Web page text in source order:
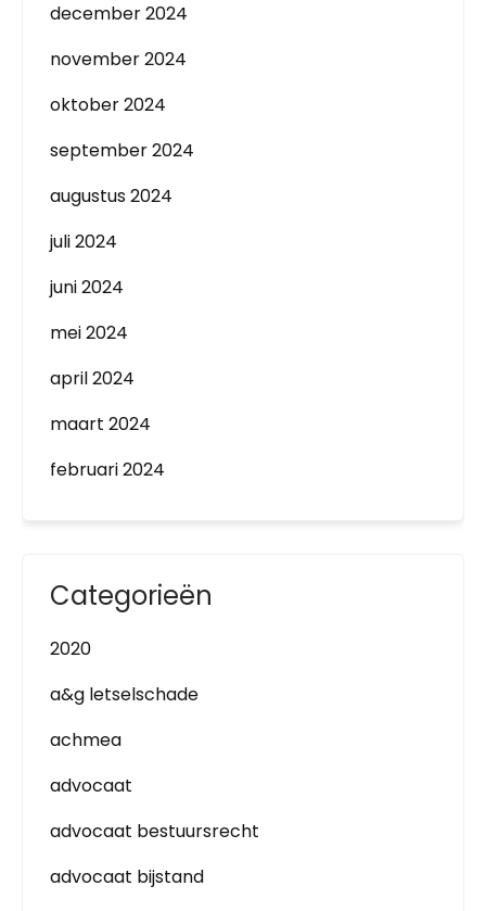
december 2024
november 2024
oktober 2024
september 2024
augustus 2024
juli 2024
juni 2024
mei 2024
april 2024
maart 2024
februari 2024
Categorieën
2020
a&g letselschade
achmea
advocaat
advocaat bestuursrecht
advocaat bijstand